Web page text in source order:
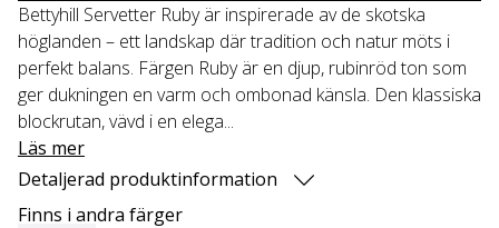
Bettyhill Servetter Ruby är inspirerade av de skotska
höglanden – ett landskap där tradition och natur möts i
perfekt balans. Färgen Ruby är en djup, rubinröd ton som
ger dukningen en varm och ombonad känsla. Den klassiska
blockrutan, vävd i en elega...
Läs mer
Detaljerad produktinformation
Finns i andra färger